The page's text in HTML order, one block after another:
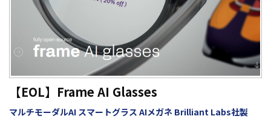
【EOL】Frame AI Glasses
マルチモーダルAI スマートグラス AIメガネ Brilliant Labs社製